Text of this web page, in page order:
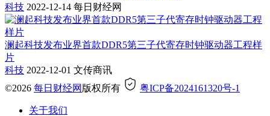
科技 2022-12-14 每日财经网
澜起科技发布业界首款DDR5第三子代寄存时钟驱动器工程样
片
科技 2022-12-01 文传商讯
©2026 每日财经网 版权所有 粤ICP备2024161320号-1
关于我们